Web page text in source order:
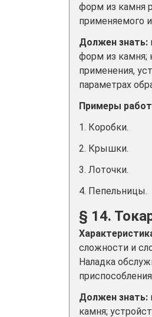
форм из камня
применяемого
Должен знать:
форм из камня;
применения,
параметрах
Примеры
1. Коробки.
2. Крышки.
3. Лоточки.
4. Пепельницы.
§ 14.
сложности и
Наладка
Должен знать:
камня;